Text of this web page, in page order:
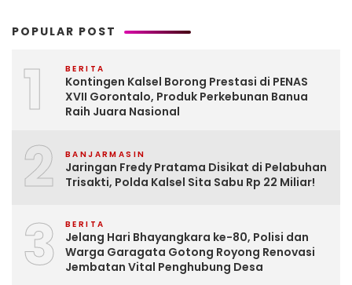
POPULAR POST
1 BERITA
Kontingen Kalsel Borong Prestasi di PENAS
XVII Gorontalo, Produk Perkebunan Banua
Raih Juara Nasional
2 BANJARMASIN
Jaringan Fredy Pratama Disikat di Pelabuhan
Trisakti, Polda Kalsel Sita Sabu Rp 22 Miliar!
3 BERITA
Jelang Hari Bhayangkara ke-80, Polisi dan
Warga Garagata Gotong Royong Renovasi
Jembatan Vital Penghubung Desa